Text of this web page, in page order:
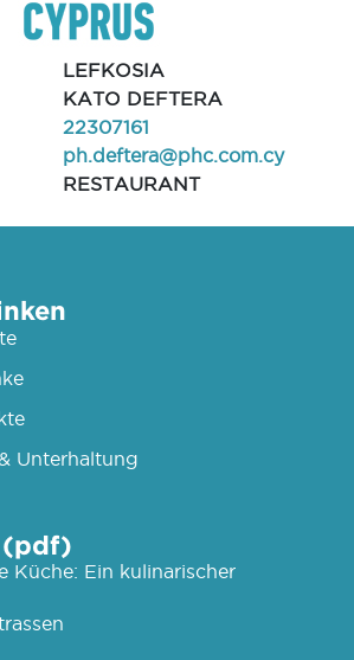
LEFKOSIA
KATO DEFTERA
22307161
ph.deftera@phc.com.cy
RESTAURANT
Unterhaltung
(pdf)
Küche: Ein kulinarischer